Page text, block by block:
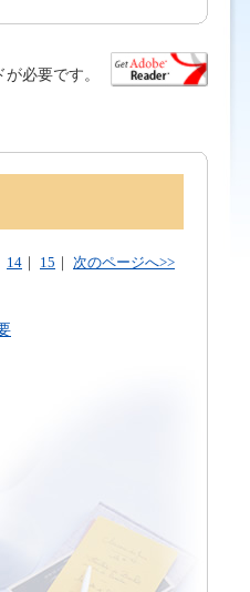
必要です。
14 ｜ 15 ｜ 次のページへ>>